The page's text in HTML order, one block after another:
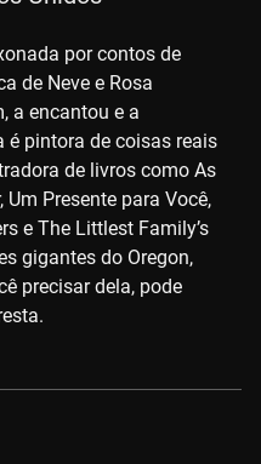
por contos de
de Neve e Rosa
a encantou e a
é pintora de coisas reais
de livros como As
Presente para Você,
e The Littlest Family’s
gigantes do Oregon,
precisar dela, pode